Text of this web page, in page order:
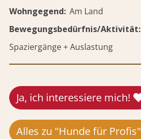
Wohngegend Am Land
Bewegungsbedürfnis/Aktivität
Spaziergänge + Auslastung
Ja, ich interessiere mich!
Alles zu "Hunde für Profis"